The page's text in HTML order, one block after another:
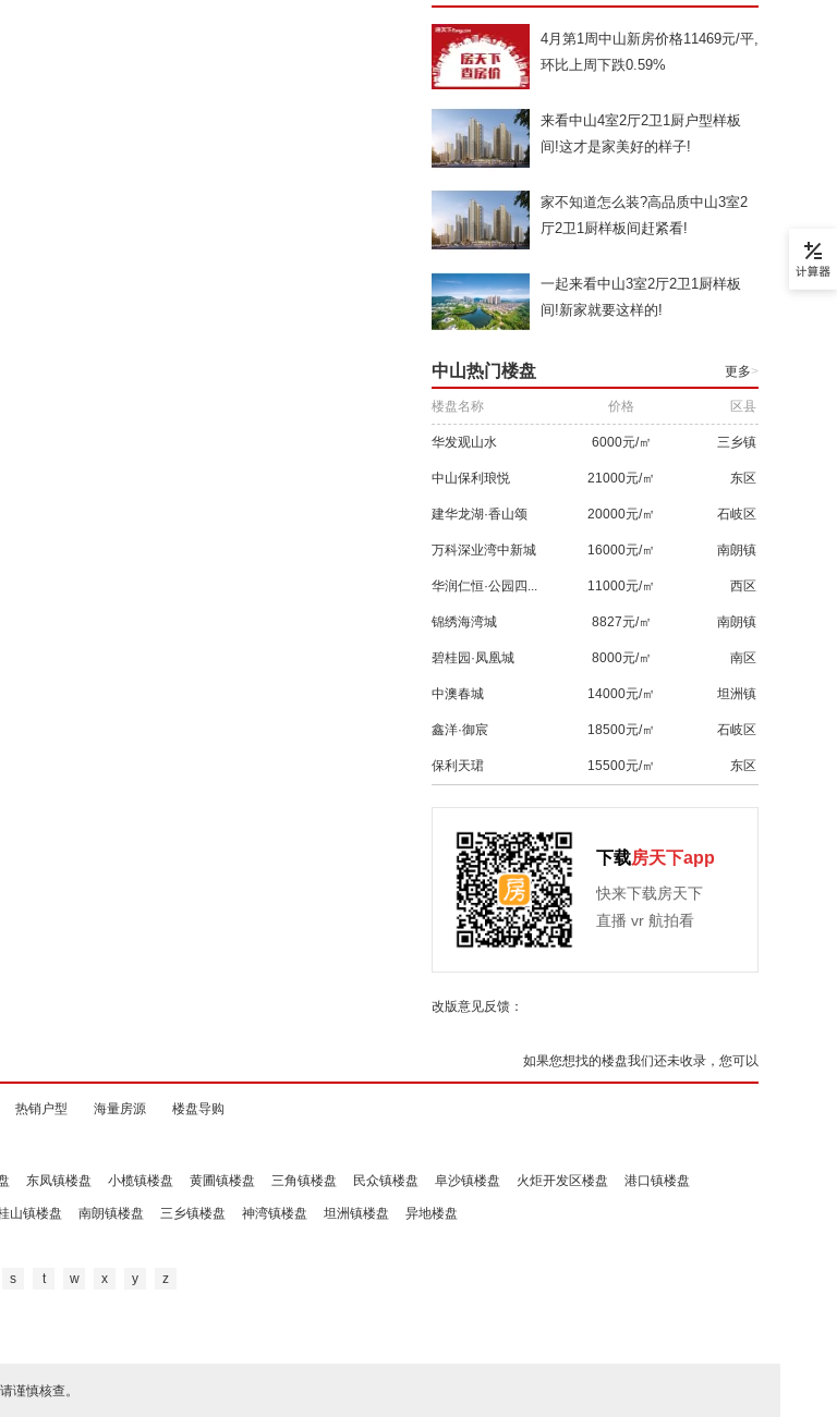
4月第1周中山新房价格11469元/平,
环比上周下跌0.59%
来看中山4室2厅2卫1厨户型样板
间!这才是家美好的样子!
家不知道怎么装?高品质中山3室2
厅2卫1厨样板间赶紧看!
一起来看中山3室2厅2卫1厨样板
间!新家就要这样的!
中山热门楼盘 更多>
楼盘名称 价格 区县
华发观山水 6000元/㎡ 三乡镇
中山保利琅悦 21000元/㎡ 东区
建华龙湖·香山颂 20000元/㎡ 石岐区
万科深业湾中新城 16000元/㎡ 南朗镇
华润仁恒·公园四... 11000元/㎡ 西区
锦绣海湾城 8827元/㎡ 南朗镇
碧桂园·凤凰城 8000元/㎡ 南区
中澳春城 14000元/㎡ 坦洲镇
鑫洋·御宸 18500元/㎡ 石岐区
保利天珺 15500元/㎡ 东区
下载房天下app
快来下载房天下
直播 vr 航拍看
改版意见反馈：
如果您想找的楼盘我们还未收录，您可以
热销户型 海量房源 楼盘导购
东凤镇楼盘 小榄镇楼盘 黄圃镇楼盘 三角镇楼盘 民众镇楼盘 阜沙镇楼盘 火炬开发区楼盘 港口镇楼盘
山镇楼盘 南朗镇楼盘 三乡镇楼盘 神湾镇楼盘 坦洲镇楼盘 异地楼盘
s t w x y z
谨慎核查。